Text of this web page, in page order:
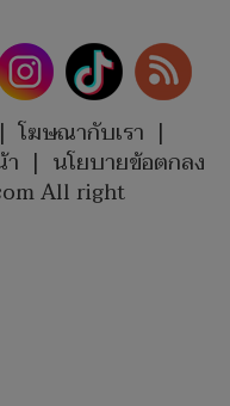
| โฆษณากับเรา |
| นโยบายข้อตกลง
All right